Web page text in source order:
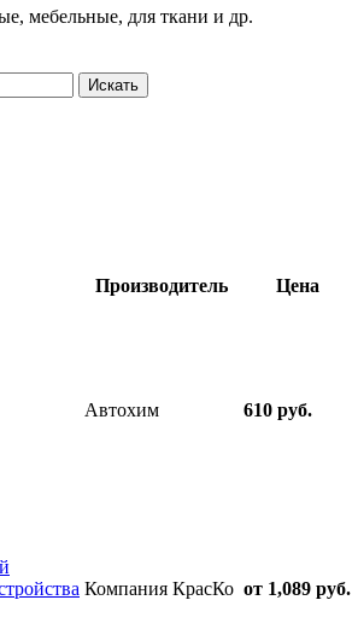
мебельные, для ткани и др.
Производитель Цена
Автохим 610 руб.
Компания КрасКо от 1,089 руб.